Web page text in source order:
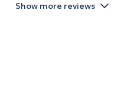
Show more reviews